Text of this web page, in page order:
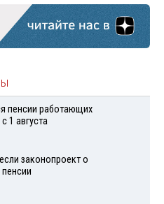
пенсии работающих
1 августа
законопроект о